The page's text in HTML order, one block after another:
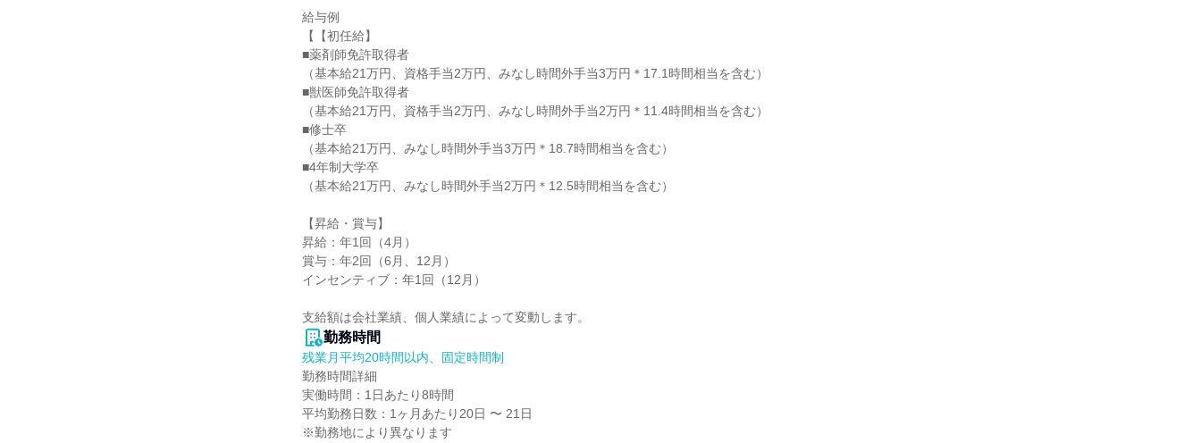
給与例
【【初任給】
■薬剤師免許取得者
（基本給21万円、資格手当2万円、みなし時間外手当3万円＊17.1時間相当を含む）
■獣医師免許取得者
（基本給21万円、資格手当2万円、みなし時間外手当2万円＊11.4時間相当を含む）
■修士卒
（基本給21万円、みなし時間外手当3万円＊18.7時間相当を含む）
■4年制大学卒
（基本給21万円、みなし時間外手当2万円＊12.5時間相当を含む）
【昇給・賞与】
昇給：年1回（4月）
賞与：年2回（6月、12月）
インセンティブ：年1回（12月）
支給額は会社業績、個人業績によって変動します。
勤務時間
残業月平均20時間以内、固定時間制
勤務時間詳細
実働時間：1日あたり8時間
平均勤務日数：1ヶ月あたり20日 〜 21日
※勤務地により異なります